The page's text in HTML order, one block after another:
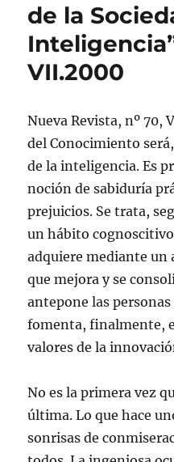
de la
VII.2000
Nueva Revista, nº 70,
del Conocimiento
de la inteligencia. Es
noción de sabiduría
prejuicios. Se trata,
un hábito
adquiere mediante
que mejora y se
antepone las personas
fomenta, finalmente,
valores de la
No es la primera vez
última. Lo que hace
sonrisas de